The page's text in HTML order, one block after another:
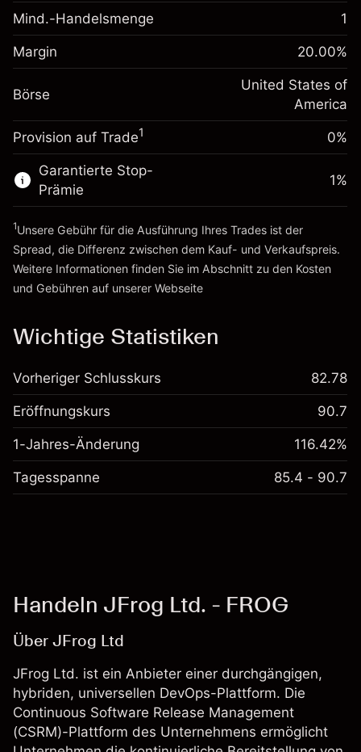
Positionswert
Positionsgröße mit Hebelwirkung
~$5,000.00
Geld aus Hebelwirkung ~
$4,000.00
Zur Plattform
Margin. Ihre Investition
Anpassung der
Übernachtfinanzierung
-0.000654
%
(-$0.03)
Positionsgröße mit Hebelwirkung
~$5,000.00
Geld aus Hebelwirkung ~
Zur Plattform
Mind.-Handelsmenge 1
Margin 20.00%
Börse
United States of
America
Provision auf Trade1 0%
Garantierte Stop-
Prämie
1%
1Unsere Gebühr für die Ausführung Ihres Trades ist der
Spread, die Differenz zwischen dem Kauf- und Verkaufspreis.
Weitere Informationen finden Sie im Abschnitt zu den Kosten
und Gebühren auf unserer Webseite
Wichtige Statistiken
Vorheriger Schlusskurs 82.78
Eröffnungskurs 90.7
1-Jahres-Änderung 116.42%
Tagesspanne 85.4 - 90.7
Handeln JFrog Ltd. - FROG
Über JFrog Ltd
JFrog Ltd. ist ein Anbieter einer durchgängigen,
hybriden, universellen DevOps-Plattform. Die
Continuous Software Release Management
(CSRM)-Plattform des Unternehmens ermöglicht